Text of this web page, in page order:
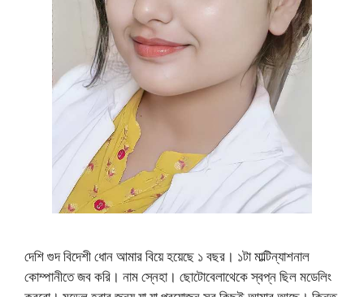
দেশি গুদ বিদেশী ধোন আমার বিয়ে হয়েছে ১ বছর। ১টা মাল্টিন্যাশনাল
কোম্পানীতে জব করি। নাম স্নেহা। ছোটোবেলাথেকে স্বপ্ন ছিল মডেলিং